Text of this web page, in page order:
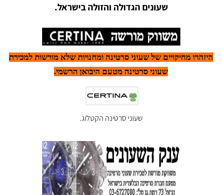
שעונים הגדולה והזולה בישראל.
היזהרו מחיקויים של שעוני סרטינה ומחנויות שלא מורשות למכירת
שעוני סרטינה מטעם היבואן הרשמי.
שעוני סרטינה הקטלוג.